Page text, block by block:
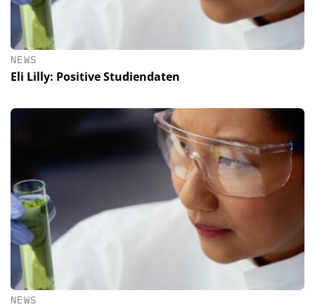
NEWS
Eli Lilly: Positive Studiendaten
NEWS